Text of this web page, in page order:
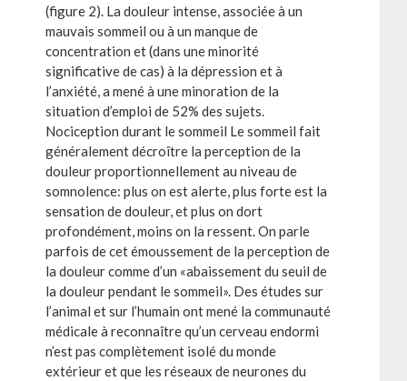
(figure 2). La douleur intense, associée à un
mauvais sommeil ou à un manque de
concentration et (dans une minorité
significative de cas) à la dépression et à
l’anxiété, a mené à une minoration de la
situation d’emploi de 52% des sujets.
Nociception durant le sommeil Le sommeil fait
généralement décroître la perception de la
douleur proportionnellement au niveau de
somnolence: plus on est alerte, plus forte est la
sensation de douleur, et plus on dort
profondément, moins on la ressent. On parle
parfois de cet émoussement de la perception de
la douleur comme d’un «abaissement du seuil de
la douleur pendant le sommeil». Des études sur
l’animal et sur l’humain ont mené la communauté
médicale à reconnaître qu’un cerveau endormi
n’est pas complètement isolé du monde
extérieur et que les réseaux de neurones du